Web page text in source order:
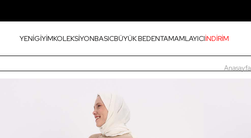
YENİGİYİMKOLEKSİYONBASICBÜYÜK BEDENTAMAMLAYICIİNDİRİM
Anasayfa